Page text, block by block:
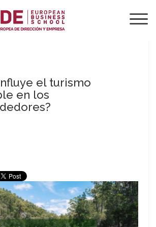
el turismo
en los